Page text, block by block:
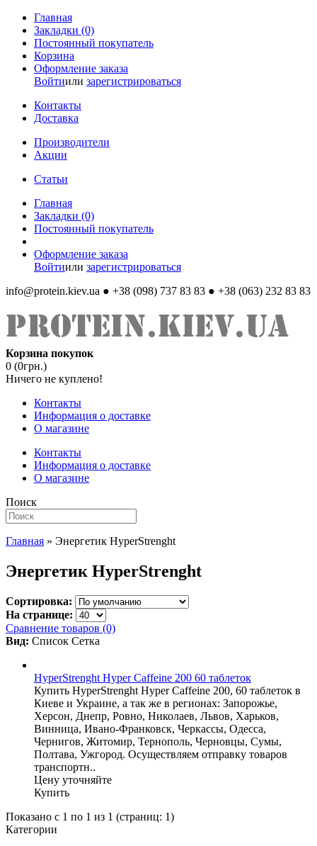
Главная
Закладки (0)
Постоянный покупатель
Корзина
Оформление заказа
Войтиили зарегистрироваться
Контакты
Доставка
Производители
Акции
Статьи
Главная
Закладки (0)
Постоянный покупатель
Оформление заказа
Войтиили зарегистрироваться
info@protein.kiev.ua ● +38 (098) 737 83 83 ● +38 (063) 232 83 83
Корзина покупок
0 (0грн.)
Ничего не куплено!
Контакты
Информация о доставке
О магазине
Контакты
Информация о доставке
О магазине
Поиск
Главная » Энергетик HyperStrenght
Энергетик HyperStrenght
Сортировка:
На странице:
Сравнение товаров (0)
Вид: Список Сетка
HyperStrenght Hyper Caffeine 200 60 таблеток
Купить HyperStrenght Hyper Caffeine 200, 60 таблеток в
Киеве и Украине, а так же в регионах: Запорожье,
Херсон, Днепр, Ровно, Николаев, Львов, Харьков,
Винница, Ивано-Франковск, Черкассы, Одесса,
Чернигов, Житомир, Тернополь, Черновцы, Сумы,
Полтава, Ужгород. Осуществляем отправку товаров
транспортн..
Цену уточняйте
Купить
Показано с 1 по 1 из 1 (страниц: 1)
Категории